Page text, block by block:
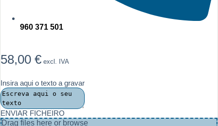
960 371 501
58,00 € excl. IVA
Insira aqui o texto a gravar
ENVIAR FICHEIRO
Drag files here or browse